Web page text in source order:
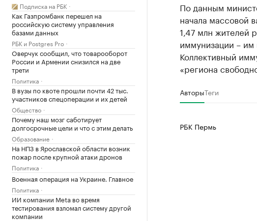
Подписка на РБК
Как Газпромбанк перешел на
российскую систему управления
базами данных
РБК и Postgres Pro
Оверчук сообщил, что товарооборот
России и Армении снизился на две
трети
Политика
В вузы по квоте прошли почти 42 тыс.
участников спецоперации и их детей
Общество
Почему наш мозг саботирует
долгосрочные цели и что с этим делать
Образование
На НПЗ в Ярославской области возник
пожар после крупной атаки дронов
Политика
Военная операция на Украине. Главное
Политика
ИИ компании Meta во время
тестирования взломал систему другой
компании
По данным
начала массовой
1,47 млн жителей
иммунизации –
Коллективный
«региона
АвторыТеги
РБК Пермь